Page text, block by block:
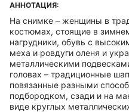
АННОТАЦИЯ:
На снимке – женщины в
костюмах, стоящие в
нагрудники, обувь с
меха и ровдуги оленя и
металлическими
головах – традиционные
повязанные разными
подбородком, сзади и на
виде круглых